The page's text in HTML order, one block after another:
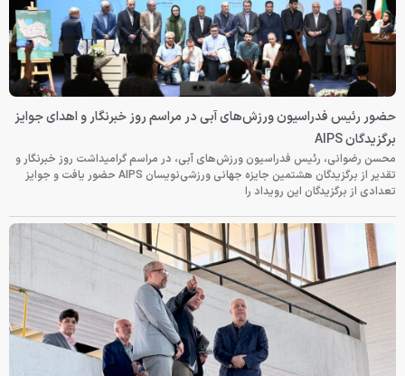
حضور رئیس فدراسیون ورزش‌های آبی در مراسم روز خبرنگار و اهدای جوایز
برگزیدگان AIPS
محسن رضوانی، رئیس فدراسیون ورزش‌های آبی، در مراسم گرامیداشت روز خبرنگار و
تقدیر از برگزیدگان هشتمین جایزه جهانی ورزشی‌نویسان AIPS حضور یافت و جوایز
تعدادی از برگزیدگان این رویداد را